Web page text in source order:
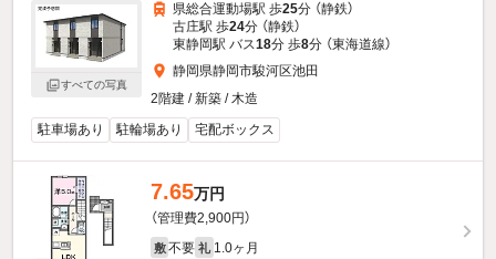
すべての写真
県総合運動場駅 歩25分 （静鉄）
古庄駅 歩24分 （静鉄）
東静岡駅 バス18分 歩8分 （東海道線）
静岡県静岡市駿河区池田
2階建 / 新築 / 木造
駐車場あり
駐輪場あり 宅配ボックス
7.65万円
（管理費2,900円）
敷 不要 礼 1.0ヶ月